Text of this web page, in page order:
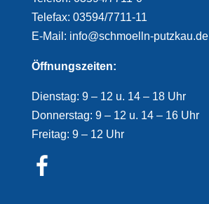
Telefax: 03594/7711-11
E-Mail: info@schmoelln-putzkau.de
Öffnungszeiten:
Dienstag: 9 – 12 u. 14 – 18 Uhr
Donnerstag: 9 – 12 u. 14 – 16 Uhr
Freitag: 9 – 12 Uhr